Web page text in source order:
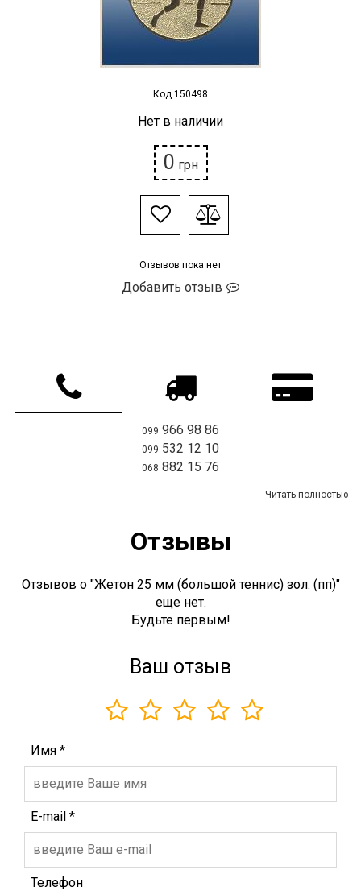
Наградная атрибутика
Код 150498
Нет в наличии
0 грн
Отзывов пока нет
Добавить отзыв
099 966 98 86
099 532 12 10
068 882 15 76
Читать полностью
Отзывы
Отзывов о "Жетон 25 мм (большой теннис) зол. (пп)"
еще нет.
Будьте первым!
Ваш отзыв
Имя *
E-mail *
Телефон